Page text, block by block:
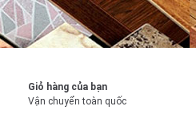
Giỏ hàng của bạn
Vận chuyển toàn quốc